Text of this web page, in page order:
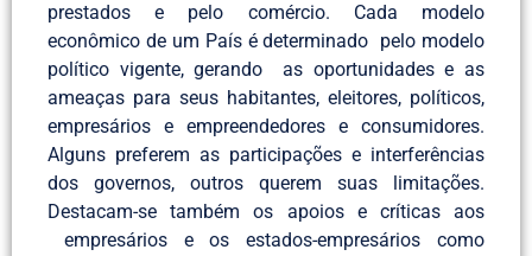
prestados e pelo comércio. Cada modelo
econômico de um País é determinado pelo modelo
político vigente, gerando as oportunidades e as
ameaças para seus habitantes, eleitores, políticos,
empresários e empreendedores e consumidores.
Alguns preferem as participações e interferências
dos governos, outros querem suas limitações.
Destacam-se também os apoios e críticas aos
empresários e os estados-empresários como